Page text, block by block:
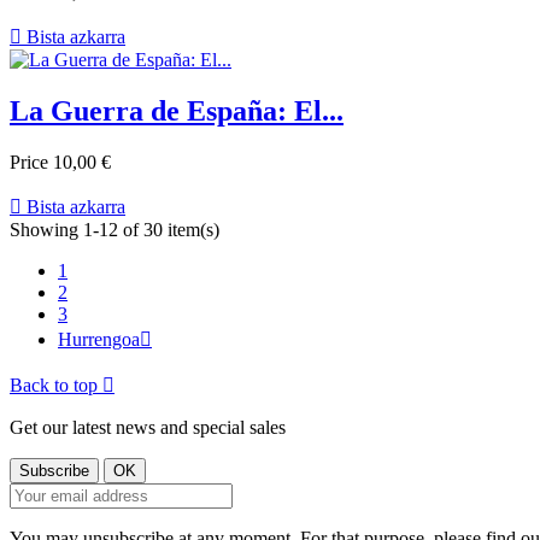
 Bista azkarra
La Guerra de España: El...
Price 10,00 €
 Bista azkarra
Showing 1-12 of 30 item(s)
1
2
3
Hurrengoa
Back to top 
Get our latest news and special sales